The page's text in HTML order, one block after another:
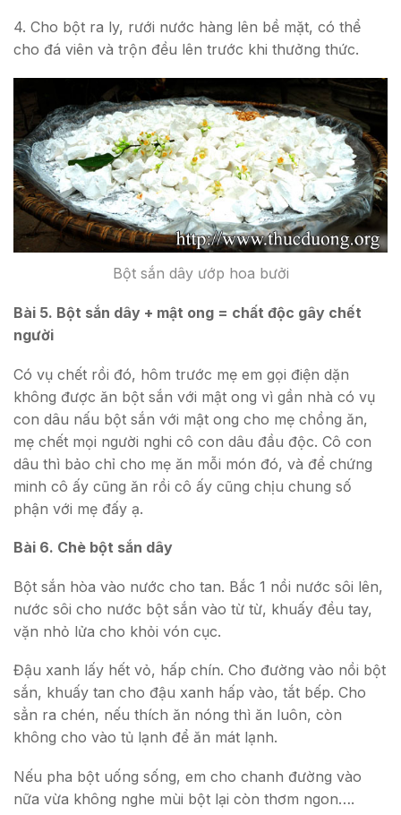
4. Cho bột ra ly, rưới nước hàng lên bề mặt, có thể
cho đá viên và trộn đều lên trước khi thưởng thức.
Bột sắn dây ướp hoa bưởi
Bài 5. Bột sắn dây + mật ong = chất độc gây chết
người
Có vụ chết rồi đó, hôm trước mẹ em gọi điện dặn
không được ăn bột sắn với mật ong vì gần nhà có vụ
con dâu nấu bột sắn với mật ong cho mẹ chồng ăn,
mẹ chết mọi người nghi cô con dâu đầu độc. Cô con
dâu thì bảo chỉ cho mẹ ăn mỗi món đó, và để chứng
minh cô ấy cũng ăn rồi cô ấy cũng chịu chung số
phận với mẹ đấy ạ.
Bài 6. Chè bột sắn dây
Bột sắn hòa vào nước cho tan. Bắc 1 nồi nước sôi lên,
nước sôi cho nước bột sắn vào từ từ, khuấy đều tay,
vặn nhỏ lửa cho khỏi vón cục.
Đậu xanh lấy hết vỏ, hấp chín. Cho đường vào nồi bột
sắn, khuấy tan cho đậu xanh hấp vào, tắt bếp. Cho
sẳn ra chén, nếu thích ăn nóng thì ăn luôn, còn
không cho vào tủ lạnh để ăn mát lạnh.
Nếu pha bột uống sống, em cho chanh đường vào
nữa vừa không nghe mùi bột lại còn thơm ngon….